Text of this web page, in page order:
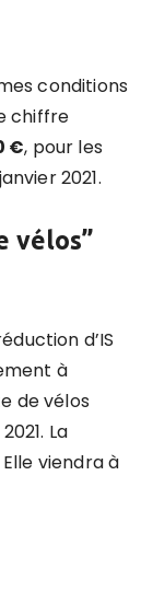
conditions
chiffre
€, pour les
2021.
vélos”
d’IS
à
de vélos
La
viendra à